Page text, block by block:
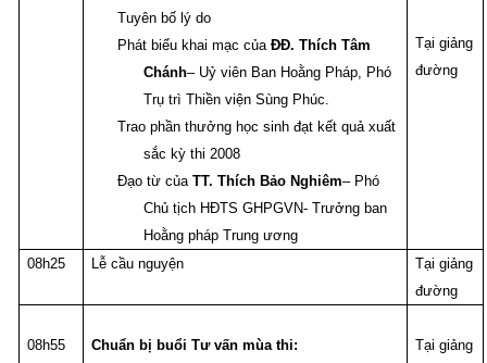
Tuyên bố lý do
Phát biểu khai mạc củaĐĐ. Thích Tâm
Chánh– Uỷ viên Ban Hoằng Pháp, Phó
Trụ trì Thiền viện Sùng Phúc.
Trao phần thưởng học sinh đạt kết quả xuất
sắc kỳ thi 2008
Đạo từ củaTT. Thích Bảo Nghiêm– Phó
Chủ tịch HĐTS GHPGVN- Trưởng ban
Hoằng pháp Trung ương
Tại giảng
đường
08h25 Lễ cầu nguyện
Tại giảng
đường
08h55 Chuẩn bị buổi Tư vấn mùa thi:
Tại giảng